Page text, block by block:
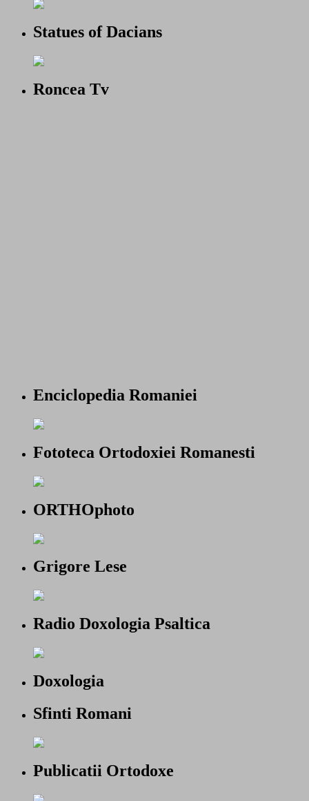
Statues of Dacians
Roncea Tv
Enciclopedia Romaniei
Fototeca Ortodoxiei Romanesti
ORTHOphoto
Grigore Lese
Radio Doxologia Psaltica
Doxologia
Sfinti Romani
Publicatii Ortodoxe